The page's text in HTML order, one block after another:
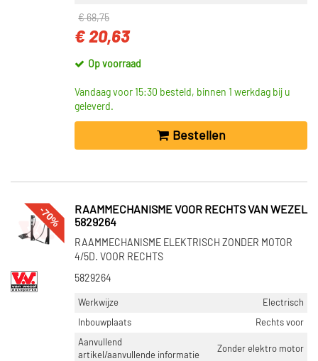
Elektrisch bediend (327)
Manueel (handmatig) (31)
INBOUWPLAATS
Links voor (5849)
Links achter (1999)
Toon meer
VOORRAAD
Op voorraad (6262)
€ 68,75
€ 20,63
Op voorraad
Vandaag voor 15:30 besteld, binnen 1 werkdag bij u
geleverd.
Bestellen
-70%
RAAMMECHANISME VOOR RECHTS VAN WEZEL
5829264
RAAMMECHANISME ELEKTRISCH ZONDER MOTOR
4/5D. VOOR RECHTS
5829264
Werkwijze
Electrisch
Inbouwplaats
Rechts voor
Aanvullend
artikel/aanvullende informatie
Zonder elektro motor